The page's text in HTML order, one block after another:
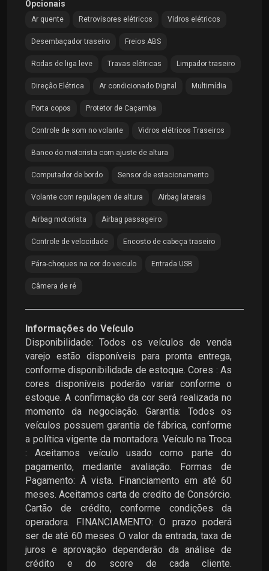
Opcionais
Ar quente Retrovisores elétricos Vidros elétricos
Desembaçador traseiro Freios ABS
Rodas de liga leve Travas elétricas Limpador traseiro
Direção Elétrica Ar condicionado Digital Multimídia
Porta copos Protetor de Caçamba
Controle de som no volante Vidros elétricos Traseiros
Banco do motorista com ajuste de altura
Computador de bordo Sensor de estacionamento
Volante com regulagem de altura Airbag laterais
Airbag motorista Airbag passageiro
Controle de velocidade Encosto de cabeça traseiro
Pára-choques na cor do veiculo Entrada USB
Câmera de ré
Informações do Veículo
Disponibilidade: Todos os veículos de venda
varejo estão disponíveis para pronta entrega,
conforme disponibilidade de estoque. Cores : As
cores disponíveis poderão variar conforme o
estoque. A confirmação da cor será realizada no
momento da negociação. Garantia: Todos os
veículos possuem garantia de fábrica, conforme
a política vigente da montadora. Veículo na Troca
: Aceitamos veículo usado como parte do
pagamento, mediante avaliação. Formas de
Pagamento: À vista. Financiamento em até 60
meses. Aceitamos carta de credito de Consórcio.
Cartão de crédito, conforme condições da
operadora. FINANCIAMENTO: O prazo poderá
ser de até 60 meses .O valor da entrada, taxa de
juros e aprovação dependerão da análise de
crédito e do score de cada cliente.